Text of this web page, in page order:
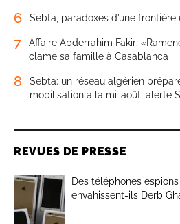
6 Sebta, paradoxes d’une
7
Affaire Abderrahim Fakir:
clame sa famille à Casablanca
8
Sebta: un réseau algérien
mobilisation à la mi-août, alerte
REVUES DE PRESSE
Des téléphones espions
envahissent-ils Derb